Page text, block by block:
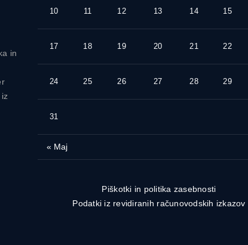
in
« Maj
10 11 12 13 14 15
17 18 19 20 21 22
24 25 26 27 28 29
31
Piškotki in politika zasebnosti
Podatki iz revidiranih računovodskih izkazov